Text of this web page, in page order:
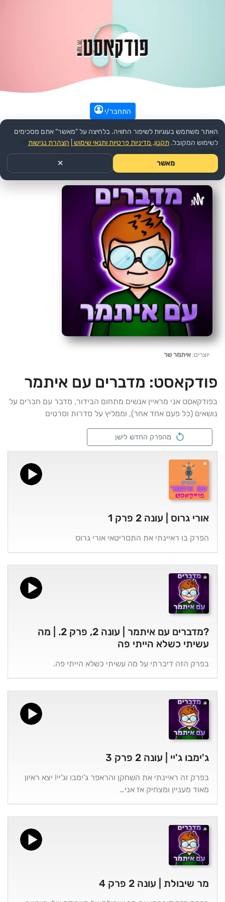
התחבר/י
עמוד הבית >>טלוויזיה וקולנוע >>הפודקאסט: מדברים עם
יוצרים: איתמר שר
פודקאסט: מדברים עם איתמר
בפודקאסט אני מראיין אנשים מתחום הבידור, מדבר עם חברים על
נושאים (כל פעם אחד אחר), וממליץ על סדרות וסרטים
מהפרק החדש לישן
אורי גרוס | עונה 2 פרק 1
הפרק בו ראיינתי את התסריטאי אורי גרוס
?מדברים עם איתמר | עונה 2, פרק 2. | מה
עשיתי כשלא הייתי פה
בפרק הזה דיברתי על מה עשיתי כשלא הייתי פה.
ג'ימבו ג'יי | עונה 2 פרק 3
בפרק זה ראיינתי את השחקן והראפר ג'ימבו וג'יי! יצא ראיון
מאוד מעניין ומצחיק אז אני…
מר שיבולת | עונה 2 פרק 4
האתר משתמש בעוגיות לשיפור החוויה. בלחיצה על "מאשר" אתם מסכימים
לשימוש המקובל. תקנון, מדיניות פרטיות ותנאי שימוש הצהרת נגישות
מאשר ✕